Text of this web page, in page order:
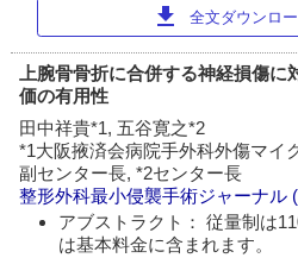
download 全文ダウンロ
上腕骨骨折に合併する神経損傷
価の有用性
田中祥貴*1, 五谷寛之*2
*1大阪掖済会病院手外科外傷マイ
副センター長, *2センター長
整形外科最小侵襲手術ジャーナル
アブストラクト： 従量制は
は基本料金に含まれます。